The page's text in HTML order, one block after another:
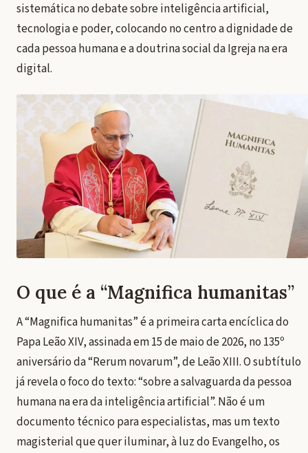
sistemática no debate sobre inteligência artificial,
tecnologia e poder, colocando no centro a dignidade de
cada pessoa humana e a doutrina social da Igreja na era
digital.
O que é a “Magnifica humanitas”
A “Magnifica humanitas” é a primeira carta encíclica do
Papa Leão XIV, assinada em 15 de maio de 2026, no 135º
aniversário da “Rerum novarum”, de Leão XIII. O subtítulo
já revela o foco do texto: “sobre a salvaguarda da pessoa
humana na era da inteligência artificial”. Não é um
documento técnico para especialistas, mas um texto
magisterial que quer iluminar, à luz do Evangelho, os